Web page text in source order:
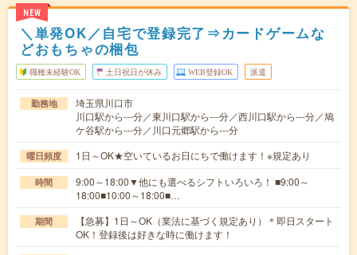
NEW
＼単発OK／自宅で登録完了⇒カードゲームな
どおもちゃの梱包
職種未経験OK 土日祝日が休み WEB登録OK 派遣
勤務地
埼玉県川口市
川口駅から---分／東川口駅から---分／西川口駅から---分／鳩
ケ谷駅から---分／川口元郷駅から---分
曜日頻度 1日～OK★空いているお日にちで働けます！※規定あり
時間
9:00～18:00▼他にも選べるシフトいろいろ！ ■9:00～
18:00■10:00～18:00■…
期間
【急募】1日～OK（業法に基づく規定あり）＊即日スタート
OK！登録後は好きな時に働けます！